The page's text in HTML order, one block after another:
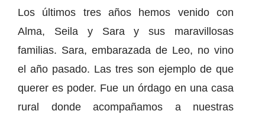
Los últimos tres años hemos venido con
Alma, Seila y Sara y sus maravillosas
familias. Sara, embarazada de Leo, no vino
el año pasado. Las tres son ejemplo de que
querer es poder. Fue un órdago en una casa
rural donde acompañamos a nuestras